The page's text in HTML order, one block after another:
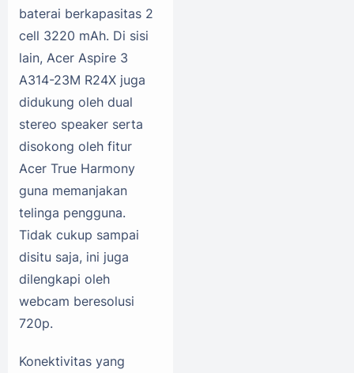
baterai berkapasitas 2
cell 3220 mAh. Di sisi
lain, Acer Aspire 3
A314-23M R24X juga
didukung oleh dual
stereo speaker serta
disokong oleh fitur
Acer True Harmony
guna memanjakan
telinga pengguna.
Tidak cukup sampai
disitu saja, ini juga
dilengkapi oleh
webcam beresolusi
720p.
Konektivitas yang